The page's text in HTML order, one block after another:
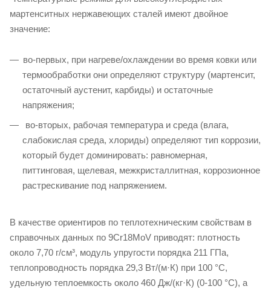
мартенситных нержавеющих сталей имеют двойное
значение:
во‑первых, при нагреве/охлаждении во время ковки или
термообработки они определяют структуру (мартенсит,
остаточный аустенит, карбиды) и остаточные
напряжения;
во‑вторых, рабочая температура и среда (влага,
слабокислая среда, хлориды) определяют тип коррозии,
который будет доминировать: равномерная,
питтинговая, щелевая, межкристаллитная, коррозионное
растрескивание под напряжением.
В качестве ориентиров по теплотехническим свойствам в
справочных данных по 9Cr18MoV приводят: плотность
около 7,70 г/см³, модуль упругости порядка 211 ГПа,
теплопроводность порядка 29,3 Вт/(м·К) при 100 °C,
удельную теплоемкость около 460 Дж/(кг·К) (0-100 °C), а